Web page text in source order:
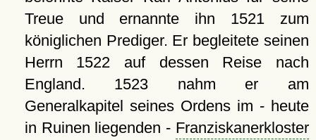
Treue und ernannte ihn 1521 zum
königlichen Prediger. Er begleitete seinen
Herrn 1522 auf dessen Reise nach
England. 1523 nahm er am
Generalkapitel seines Ordens im - heute
in Ruinen liegenden - Franziskanerkloster